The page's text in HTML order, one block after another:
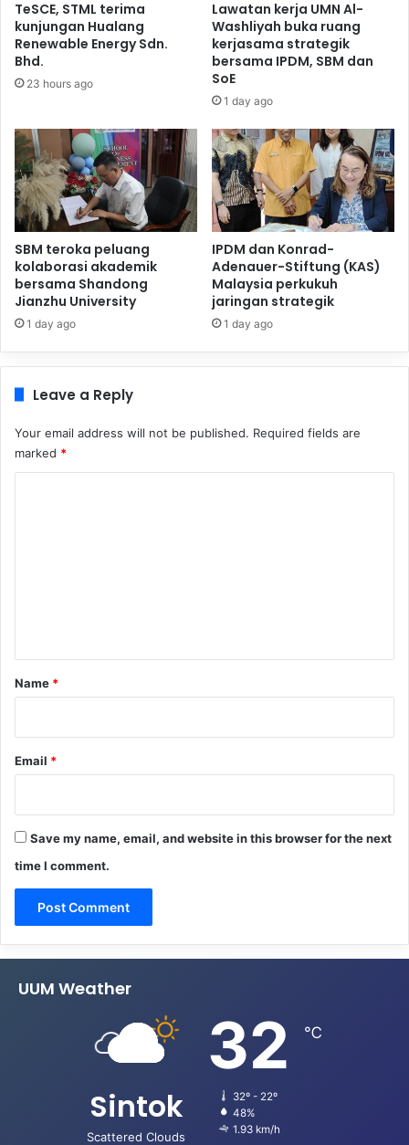
TeSCE, STML terima
kunjungan Hualang
Renewable Energy Sdn.
Bhd.
23 hours ago
Lawatan kerja UMN Al-
Washliyah buka ruang
kerjasama strategik
bersama IPDM, SBM dan
SoE
1 day ago
SBM teroka peluang
kolaborasi akademik
bersama Shandong
Jianzhu University
1 day ago
IPDM dan Konrad-
Adenauer-Stiftung (KAS)
Malaysia perkukuh
jaringan strategik
1 day ago
Leave a Reply
Your email address will not be published. Required fields are
marked *
*
Name *
Email *
Save my name, email, and website in this browser for the next
time I comment.
UUM Weather
Sintok
Scattered Clouds
32 ℃
32º - 22º
48%
1.93 km/h